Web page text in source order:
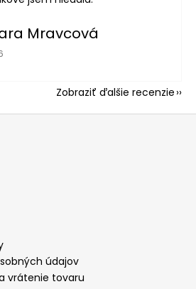
Mravcová
obchodu je 5 z 5 hviezdičiek.
Zobraziť ďalšie recenzie
údajov
vrátenie tovaru